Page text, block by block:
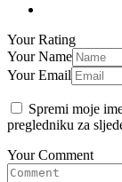
Your Rating
Your Name
Your Email
Spremi moje
pregledniku za
Your Comment